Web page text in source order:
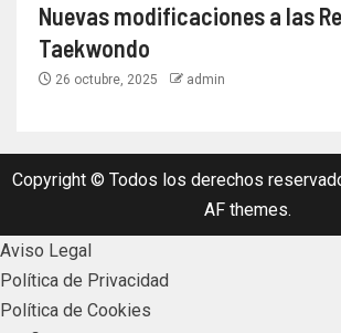
Nuevas modificaciones a las
Taekwondo
26 octubre, 2025 admin
Copyright © Todos los derechos
AF themes.
Aviso Legal
Política de Privacidad
Política de Cookies